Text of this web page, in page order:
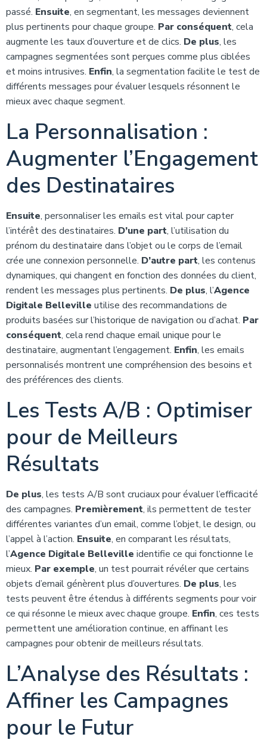
passé. Ensuite, en segmentant, les messages deviennent
plus pertinents pour chaque groupe. Par conséquent, cela
augmente les taux d’ouverture et de clics. De plus, les
campagnes segmentées sont perçues comme plus ciblées
et moins intrusives. Enfin, la segmentation facilite le test de
différents messages pour évaluer lesquels résonnent le
mieux avec chaque segment.
La Personnalisation :
Augmenter l’Engagement
des Destinataires
Ensuite, personnaliser les emails est vital pour capter
l’intérêt des destinataires. D’une part, l’utilisation du
prénom du destinataire dans l’objet ou le corps de l’email
crée une connexion personnelle. D’autre part, les contenus
dynamiques, qui changent en fonction des données du client,
rendent les messages plus pertinents. De plus, l’Agence
Digitale Belleville utilise des recommandations de
produits basées sur l’historique de navigation ou d’achat. Par
conséquent, cela rend chaque email unique pour le
destinataire, augmentant l’engagement. Enfin, les emails
personnalisés montrent une compréhension des besoins et
des préférences des clients.
Les Tests A/B : Optimiser
pour de Meilleurs
Résultats
De plus, les tests A/B sont cruciaux pour évaluer l’efficacité
des campagnes. Premièrement, ils permettent de tester
différentes variantes d’un email, comme l’objet, le design, ou
l’appel à l’action. Ensuite, en comparant les résultats,
l’Agence Digitale Belleville identifie ce qui fonctionne le
mieux. Par exemple, un test pourrait révéler que certains
objets d’email génèrent plus d’ouvertures. De plus, les
tests peuvent être étendus à différents segments pour voir
ce qui résonne le mieux avec chaque groupe. Enfin, ces tests
permettent une amélioration continue, en affinant les
campagnes pour obtenir de meilleurs résultats.
L’Analyse des Résultats :
Affiner les Campagnes
pour le Futur